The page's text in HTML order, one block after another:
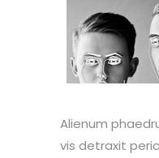
Alienum
vis detraxit